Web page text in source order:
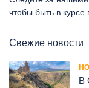
чтобы быть в курсе
Свежие новости
В